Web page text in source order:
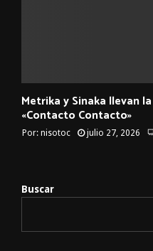
Metrika y Sinaka llevan
«Contacto Contacto»
Por: nisotoc julio 27, 2026
Buscar